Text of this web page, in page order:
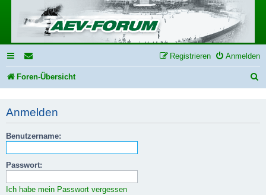
Anmelden
Registrieren
Foren-Übersicht
Anmelden
Benutzername:
Passwort:
Ich habe mein Passwort vergessen